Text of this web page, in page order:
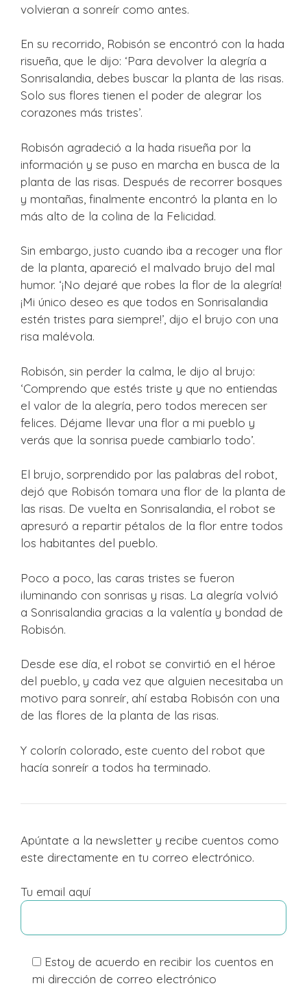
volvieran a sonreír como antes.
En su recorrido, Robisón se encontró con la hada
risueña, que le dijo: ‘Para devolver la alegría a
Sonrisalandia, debes buscar la planta de las risas.
Solo sus flores tienen el poder de alegrar los
corazones más tristes’.
Robisón agradeció a la hada risueña por la
información y se puso en marcha en busca de la
planta de las risas. Después de recorrer bosques
y montañas, finalmente encontró la planta en lo
más alto de la colina de la Felicidad.
Sin embargo, justo cuando iba a recoger una flor
de la planta, apareció el malvado brujo del mal
humor. ‘¡No dejaré que robes la flor de la alegría!
¡Mi único deseo es que todos en Sonrisalandia
estén tristes para siempre!’, dijo el brujo con una
risa malévola.
Robisón, sin perder la calma, le dijo al brujo:
‘Comprendo que estés triste y que no entiendas
el valor de la alegría, pero todos merecen ser
felices. Déjame llevar una flor a mi pueblo y
verás que la sonrisa puede cambiarlo todo’.
El brujo, sorprendido por las palabras del robot,
dejó que Robisón tomara una flor de la planta de
las risas. De vuelta en Sonrisalandia, el robot se
apresuró a repartir pétalos de la flor entre todos
los habitantes del pueblo.
Poco a poco, las caras tristes se fueron
iluminando con sonrisas y risas. La alegría volvió
a Sonrisalandia gracias a la valentía y bondad de
Robisón.
Desde ese día, el robot se convirtió en el héroe
del pueblo, y cada vez que alguien necesitaba un
motivo para sonreír, ahí estaba Robisón con una
de las flores de la planta de las risas.
Y colorín colorado, este cuento del robot que
hacía sonreír a todos ha terminado.
Apúntate a la newsletter y recibe cuentos como
este directamente en tu correo electrónico.
Tu email aquí
Estoy de acuerdo en recibir los cuentos en
mi dirección de correo electrónico